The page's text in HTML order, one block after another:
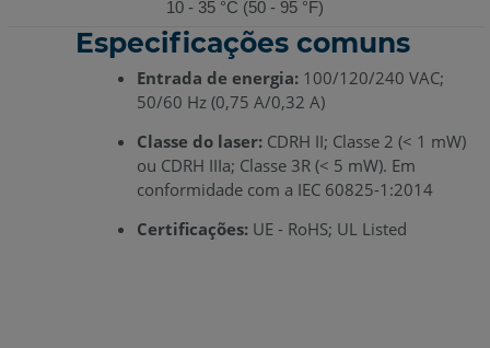
10 - 35 °C (50 - 95 °F)
Especificações comuns
Entrada de energia:100/120/240 VAC;
50/60 Hz (0,75 A/0,32 A)
Classe do laser:CDRH II; Classe 2 (< 1 mW)
ou CDRH IIIa; Classe 3R (< 5 mW). Em
conformidade com a IEC 60825-1:2014
Certificações:UE - RoHS; UL Listed